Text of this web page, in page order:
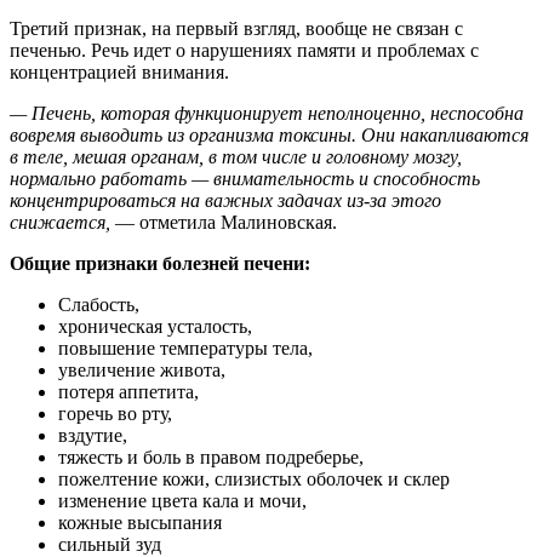
Третий признак, на первый взгляд, вообще не связан с
печенью. Речь идет о нарушениях памяти и проблемах с
концентрацией внимания.
— Печень, которая функционирует неполноценно, неспособна
вовремя выводить из организма токсины. Они накапливаются
в теле, мешая органам, в том числе и головному мозгу,
нормально работать — внимательность и способность
концентрироваться на важных задачах из-за этого
снижается, — отметила Малиновская.
Общие признаки болезней печени:
Слабость,
хроническая усталость,
повышение температуры тела,
увеличение живота,
потеря аппетита,
горечь во рту,
вздутие,
тяжесть и боль в правом подреберье,
пожелтение кожи, слизистых оболочек и склер
изменение цвета кала и мочи,
кожные высыпания
сильный зуд